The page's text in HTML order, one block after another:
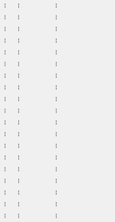
¦   ¦          ¦
¦   ¦          ¦
¦   ¦          ¦
¦   ¦          ¦
¦   ¦          ¦
¦   ¦          ¦
¦   ¦          ¦
¦   ¦          ¦
¦   ¦          ¦
¦   ¦          ¦
¦   ¦          ¦
¦   ¦          ¦
¦   ¦          ¦
¦   ¦          ¦
¦   ¦          ¦
¦   ¦          ¦
¦   ¦          ¦
¦   ¦          ¦
¦   ¦          ¦                  ¦В